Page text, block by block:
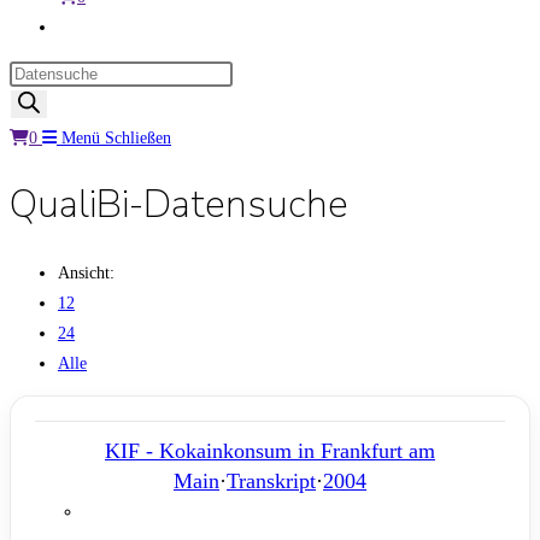
umschalten
Products
search
0
Menü Schließen
QualiBi-Datensuche
Ansicht:
12
24
Alle
KIF - Kokainkonsum in Frankfurt am
Main·Transkript·2004